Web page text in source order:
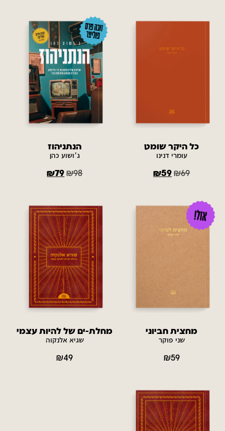
כל היקר שומט
עומרי דנינו
₪69
₪59
הנתניהוז
ג׳ושוע כהן
₪98
₪79
מחצית חביוני
שני פוקר
₪59
מחלת-ים של להיות עצמי
שגיא אלנקוה
₪49